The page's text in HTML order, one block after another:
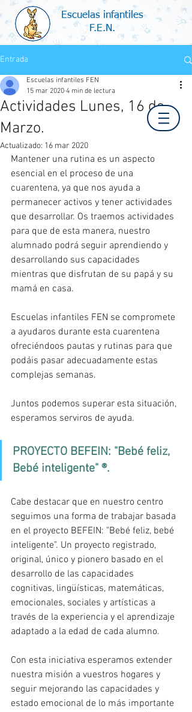
Escuelas infantiles
F.E.N.
Entrada
Actividades Lunes, 16 de
Marzo.
Escuelas infantiles FEN
15 mar 2020 4 min de lectura
Actualizado: 16 mar 2020
Mantener una rutina es un aspecto
esencial en el proceso de una
cuarentena, ya que nos ayuda a
permanecer activos y tener actividades
que desarrollar. Os traemos actividades
para que de esta manera, nuestro
alumnado podrá seguir aprendiendo y
desarrollando sus capacidades
mientras que disfrutan de su papá y su
mamá en casa.
Escuelas infantiles FEN se compromete
a ayudaros durante esta cuarentena
ofreciéndoos pautas y rutinas para que
podáis pasar adecuadamente estas
complejas semanas.
Juntos podemos superar esta situación,
esperamos serviros de ayuda.
PROYECTO BEFEIN: "Bebé feliz,
Bebé inteligente" ®.
Cabe destacar que en nuestro centro
seguimos una forma de trabajar basada
en el proyecto BEFEIN: "Bebé feliz, bebé
inteligente". Un proyecto registrado,
original, único y pionero basado en el
desarrollo de las capacidades
cognitivas, lingüísticas, matemáticas,
emocionales, sociales y artísticas a
través de la experiencia y el aprendizaje
adaptado a la edad de cada alumno.
Con esta iniciativa esperamos extender
nuestra misión a vuestros hogares y
seguir mejorando las capacidades y
estado emocional de lo más importante